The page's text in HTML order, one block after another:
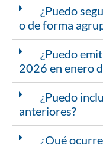
¿Puedo
o de forma
¿Puedo
2026 en enero
¿Puedo
anteriores?
¿Qué